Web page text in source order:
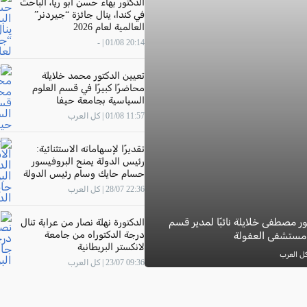
مصطفى خلايلة نائبًا لمدير قسم
مستشفى العفولة
في كندا، ينال جائزة “جيردنر”
العالمية لعام 2026
20:14 01/08 | -
تعيين الدكتور محمد خلايلة
محاضرًا كبيرًا في قسم العلوم
السياسية بجامعة حيفا
11:57 01/08 | كل العرب
تقديرًا لإسهاماته الاستثنائية:
رئيس الدولة يمنح البروفيسور
حسام حايك وسام رئيس الدولة
22:36 28/07 | كل العرب
الدكتورة نهلة نصار من عرابة تنال
درجة الدكتوراه من جامعة
لانكستر البريطانية
09:36 23/07 | كل العرب